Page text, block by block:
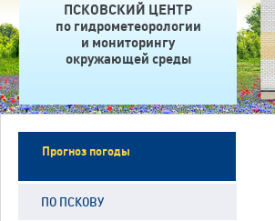
ПСКОВСКИЙ ЦЕНТР
по гидрометеорологии
и мониторингу
окружающей среды
Прогноз погоды
ПО ПСКОВУ